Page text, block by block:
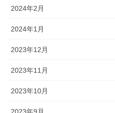
2024年2月
2024年1月
2023年12月
2023年11月
2023年10月